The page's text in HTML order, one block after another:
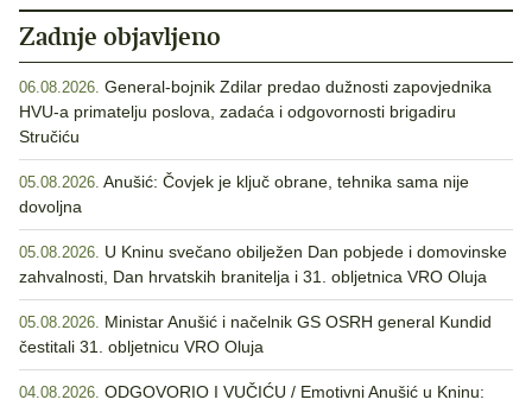
Zadnje objavljeno
06.08.2026. General-bojnik Zdilar predao dužnosti zapovjednika
HVU-a primatelju poslova, zadaća i odgovornosti brigadiru
Stručiću
05.08.2026. Anušić: Čovjek je ključ obrane, tehnika sama nije
dovoljna
05.08.2026. U Kninu svečano obilježen Dan pobjede i domovinske
zahvalnosti, Dan hrvatskih branitelja i 31. obljetnica VRO Oluja
05.08.2026. Ministar Anušić i načelnik GS OSRH general Kundid
čestitali 31. obljetnicu VRO Oluja
04.08.2026. ODGOVORIO I VUČIĆU / Emotivni Anušić u Kninu: